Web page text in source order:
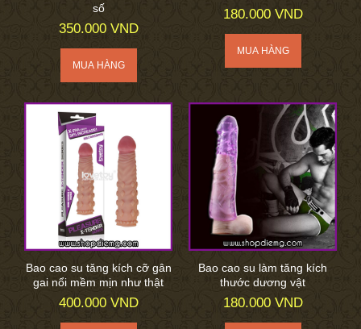
số
350.000 VND
180.000 VND
Bao cao su tăng kích cỡ gân
gai nổi mềm mịn như thật
400.000 VND
Bao cao su làm tăng kích
thước dương vật
180.000 VND